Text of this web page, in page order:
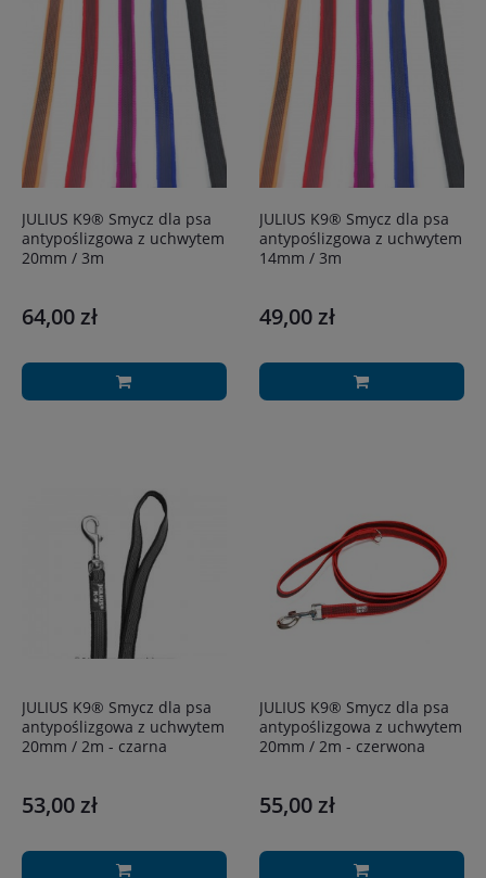
JULIUS K9® Smycz dla psa
antypoślizgowa z uchwytem
20mm / 3m
64,00 zł
JULIUS K9® Smycz dla psa
antypoślizgowa z uchwytem
14mm / 3m
49,00 zł
JULIUS K9® Smycz dla psa
antypoślizgowa z uchwytem
20mm / 2m - czarna
53,00 zł
JULIUS K9® Smycz dla psa
antypoślizgowa z uchwytem
20mm / 2m - czerwona
55,00 zł